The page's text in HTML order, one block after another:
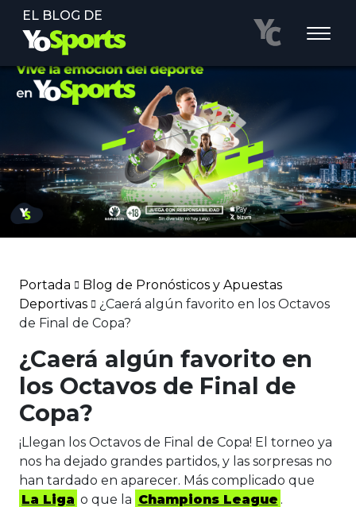
EL BLOG DE
Portada
Blog de Pronósticos y Apuestas
Deportivas
¿Caerá algún favorito en los Octavos
de Final de Copa?
¿Caerá algún favorito en
los Octavos de Final de
Copa?
¡Llegan los Octavos de Final de Copa! El torneo ya
nos ha dejado grandes partidos, y las sorpresas no
han tardado en aparecer. Más complicado que
La Liga o que la Champions League .